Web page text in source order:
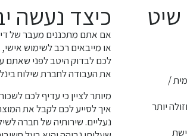
שיט
/
יותר
כיצד נעשה
אם אתם מתכננים מעבר של
או מייבאים רכב לשימוש
לכם לבדוק היטב לפני שאתם
את העבודה לחברת שילוח
מיותר לציין כי עדיף לכם
איך לסייע לכם לקבל את
נעליים. שירותיה של חברה